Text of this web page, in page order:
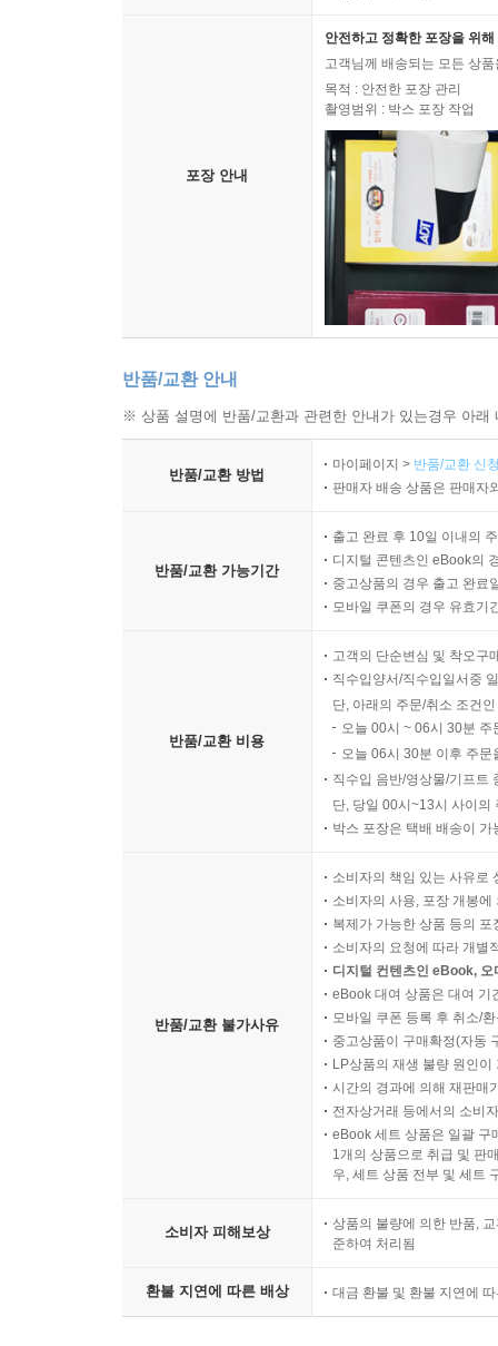
포장 안내
안전하고 정확한 포장을 위
고객님께 배송되는 모든 상
목적 : 안전한 포장 관리
촬영범위 : 박스 포장 작업
반품/교환 안내
※ 상품 설명에 반품/교환과 관련한 안내가 있는경우 아
반품/교환 방법
마이페이지 > 반품/교환 신
판매자 배송 상품은 판매자
반품/교환 가능기간
출고 완료 후 10일 이내의
디지털 콘텐츠인 eBook의
중고상품의 경우 출고 완료
모바일 쿠폰의 경우 유효기
반품/교환 비용
고객의 단순변심 및 착오구
직수입양서/직수입일서중
단, 아래의 주문/취소 조건
오늘 00시 ~ 06시 30분
오늘 06시 30분 이후 주
직수입 음반/영상물/기프트
단, 당일 00시~13시 사이의
박스 포장은 택배 배송이
반품/교환 불가사유
소비자의 책임 있는 사유로
소비자의 사용, 포장 개봉
복제가 가능한 상품 등의
소비자의 요청에 따라 개별
디지털 컨텐츠인 eBook,
eBook 대여 상품은 대여 기
모바일 쿠폰 등록 후 취소/
중고상품이 구매확정(자동
LP상품의 재생 불량 원인
시간의 경과에 의해 재판매
전자상거래 등에서의 소비
eBook 세트 상품은 일괄 구
1개의 상품으로 취급 및 판
우, 세트 상품 전부 및 세트
소비자 피해보상
상품의 불량에 의한 반품,
준하여 처리됨
환불 지연에 따른 배상 대금 환불 및 환불 지연에